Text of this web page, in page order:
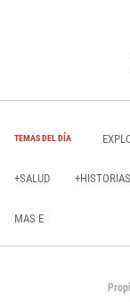
TEMAS DEL DÍA
+SALUD +HISTORIAS
MAS E